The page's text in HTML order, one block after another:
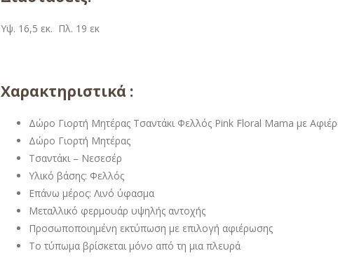
Υψ. 16,5 εκ. Πλ. 19 εκ
Χαρακτηριστικά :
Δώρο Γιορτή Μητέρας Τσαντάκι Φελλός Pink Floral Mama με
Δώρο Γιορτή Μητέρας
Τσαντάκι – Νεσεσέρ
Υλικό βάσης: Φελλός
Επάνω μέρος: Λινό ύφασμα
Μεταλλικό φερμουάρ υψηλής αντοχής
Προσωποποιημένη εκτύπωση με επιλογή αφιέρωσης
Το τύπωμα βρίσκεται μόνο από τη μια πλευρά